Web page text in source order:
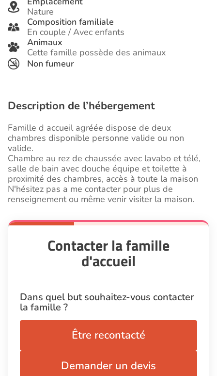
Nature
Composition familiale
En couple / Avec enfants
Animaux
Cette famille possède des animaux
Non fumeur
Description de l’hébergement
Famille d accueil agréée dispose de deux
chambres disponible personne valide ou non
valide.
Chambre au rez de chaussée avec lavabo et télé,
salle de bain avec douche équipe et toilette à
proximité des chambres, accès à toute la maison
N'hésitez pas a me contacter pour plus de
renseignement ou même venir visiter la maison.
Contacter la famille
d'accueil
Dans quel but souhaitez-vous contacter
la famille ?
Être recontacté
Demander un devis